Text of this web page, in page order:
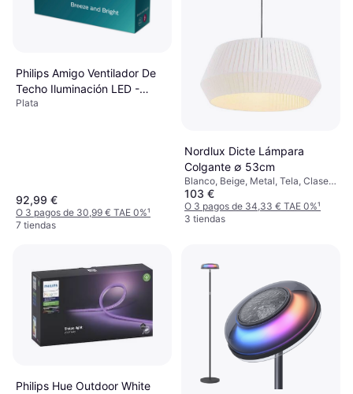
Philips Amigo Ventilador De
Techo Iluminación LED -
Blanco
Plata
92,99 €
O 3 pagos de 30,99 € TAE 0%¹
7 tiendas
Nordlux Dicte Lámpara
Colgante ∅ 53cm
Blanco, Beige, Metal, Tela, Clase
IP: IP20, Casquillo de Lámpara:
E27
103 €
O 3 pagos de 34,33 € TAE 0%¹
3 tiendas
Philips Hue Outdoor White